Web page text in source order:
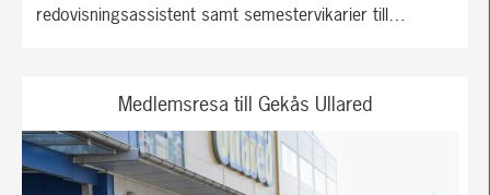
redovisningsassistent samt semestervikarier till…
Medlemsresa till Gekås Ullared